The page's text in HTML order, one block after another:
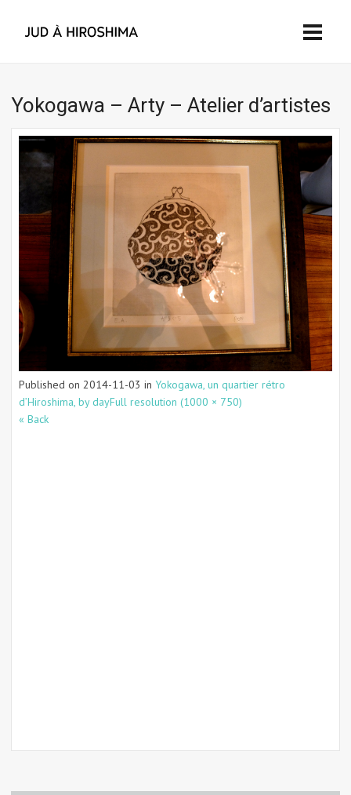
Yokogawa – Arty – Atelier d’artistes
Published on 2014-11-03 in Yokogawa, un quartier rétro
d’Hiroshima, by dayFull resolution (1000 × 750)
« Back